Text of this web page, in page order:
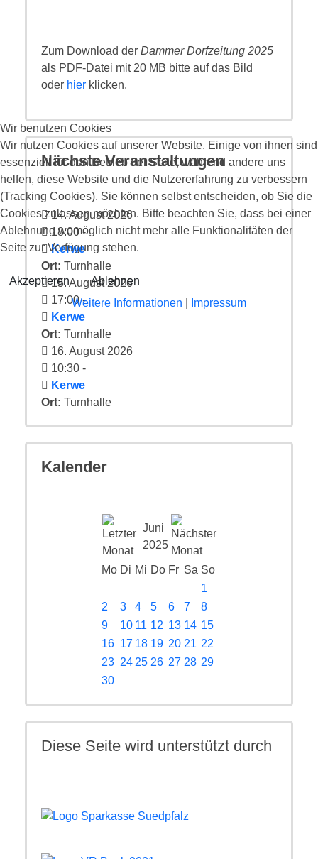
Zum Download der Dammer Dorfzeitung 2025
als PDF-Datei mit 20 MB bitte auf das Bild
oder hier klicken.
Nächste Veranstaltungen
14. August 2026
18:00-
Kerwe
Ort: Turnhalle
15. August 2026
17:00-
Kerwe
Ort: Turnhalle
16. August 2026
10:30 -
Kerwe
Ort: Turnhalle
Kalender
Juni
2025
Mo Di Mi Do Fr Sa So
1
2
3 4 5 6 7
8
9
10 11 12 13 14 15
16 17 18 19 20 21 22
23 24 25 26 27 28 29
30
Diese Seite wird unterstützt durch
Wir benutzen Cookies
Wir nutzen Cookies auf unserer Website. Einige von ihnen sind
essenziell für den Betrieb der Seite, während andere uns
helfen, diese Website und die Nutzererfahrung zu verbessern
(Tracking Cookies). Sie können selbst entscheiden, ob Sie die
Cookies zulassen möchten. Bitte beachten Sie, dass bei einer
Ablehnung womöglich nicht mehr alle Funktionalitäten der
Seite zur Verfügung stehen.
Akzeptieren
Ablehnen
Weitere Informationen
Impressum